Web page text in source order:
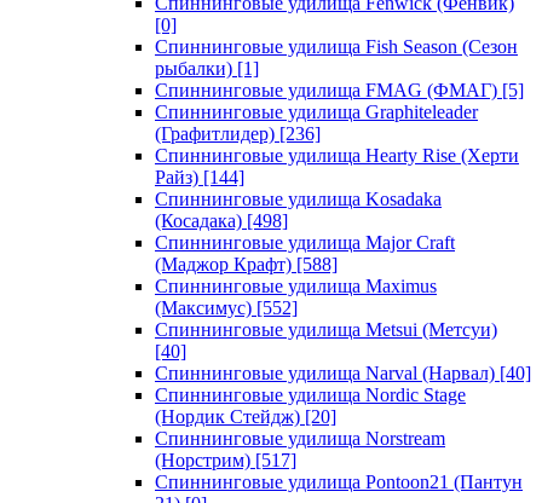
[0]
Спиннинговые удилища Fish Season (Сезон
рыбалки) [1]
Спиннинговые удилища FMAG (ФМАГ) [5]
Спиннинговые удилища Graphiteleader
(Графитлидер) [236]
Спиннинговые удилища Hearty Rise (Херти
Райз) [144]
Спиннинговые удилища Kosadaka
(Косадака) [498]
Спиннинговые удилища Major Craft
(Маджор Крафт) [588]
Спиннинговые удилища Maximus
(Максимус) [552]
Спиннинговые удилища Metsui (Метсуи)
[40]
Спиннинговые удилища Narval (Нарвал) [40]
Спиннинговые удилища Nordic Stage
(Нордик Стейдж) [20]
Спиннинговые удилища Norstream
(Норстрим) [517]
Спиннинговые удилища Pontoon21 (Пантун